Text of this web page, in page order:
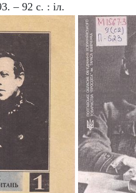
– 92 с. : іл.